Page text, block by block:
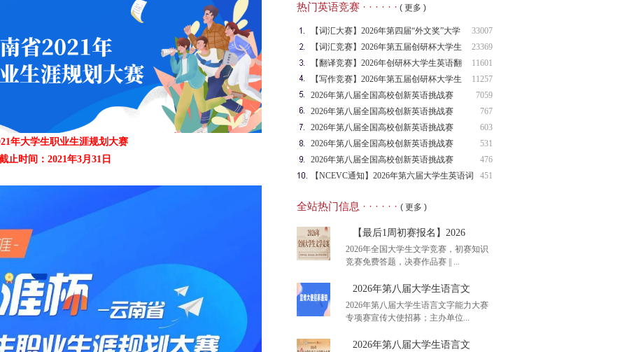
年大学生职业生涯规划大赛
止时间：2021年3月31日
热门英语竞赛 · · · · · · ( 更多 )
33007
【词汇大赛】2026年第四届“外文奖”大学
生
23369
【词汇竞赛】2026年第五届创研杯大学生
英语
11601
【翻译竞赛】2026年创研杯大学生英语翻
译竞
11257
【写作竞赛】2026年第五届创研杯大学生
英语
7059
2026年第八届全国高校创新英语挑战赛
（NCIE
767
2026年第八届全国高校创新英语挑战赛
603
2026年第八届全国高校创新英语挑战赛
（NCIE
531
2026年第八届全国高校创新英语挑战赛
（NCIE
476
2026年第八届全国高校创新英语挑战赛
（NCIE
451
【NCEVC通知】2026年第六届大学生英语词
全站热门信息 · · · · · · ( 更多 )
【最后1周初赛报名】2026
2026年全国大学生文学竞赛，初赛知识
竞赛免费答题，决赛作品赛 || ...
【最后1周初赛报名】2026
2026年第八届大学生语言文
2026年第八届大学生语言文字能力大赛
专项赛宣传大使招募；主办单位...
2026年第八届大学生语言文